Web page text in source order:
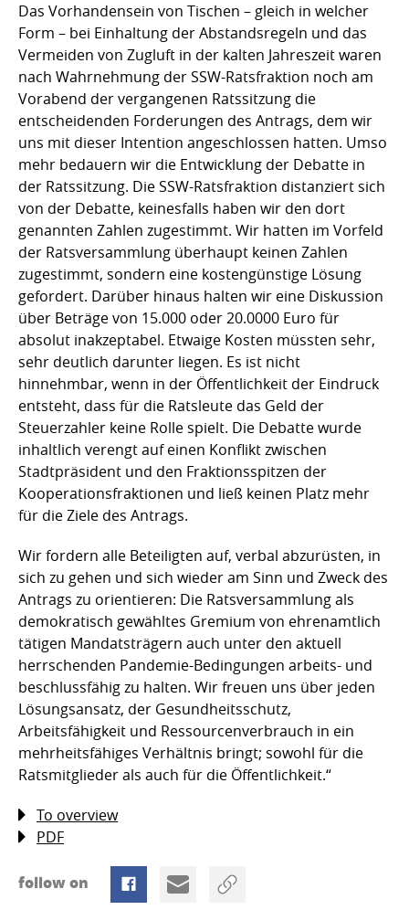
Das Vorhandensein von Tischen – gleich in welcher
Form – bei Einhaltung der Abstandsregeln und das
Vermeiden von Zugluft in der kalten Jahreszeit waren
nach Wahrnehmung der SSW-Ratsfraktion noch am
Vorabend der vergangenen Ratssitzung die
entscheidenden Forderungen des Antrags, dem wir
uns mit dieser Intention angeschlossen hatten. Umso
mehr bedauern wir die Entwicklung der Debatte in
der Ratssitzung. Die SSW-Ratsfraktion distanziert sich
von der Debatte, keinesfalls haben wir den dort
genannten Zahlen zugestimmt. Wir hatten im Vorfeld
der Ratsversammlung überhaupt keinen Zahlen
zugestimmt, sondern eine kostengünstige Lösung
gefordert. Darüber hinaus halten wir eine Diskussion
über Beträge von 15.000 oder 20.0000 Euro für
absolut inakzeptabel. Etwaige Kosten müssten sehr,
sehr deutlich darunter liegen. Es ist nicht
hinnehmbar, wenn in der Öffentlichkeit der Eindruck
entsteht, dass für die Ratsleute das Geld der
Steuerzahler keine Rolle spielt. Die Debatte wurde
inhaltlich verengt auf einen Konflikt zwischen
Stadtpräsident und den Fraktionsspitzen der
Kooperationsfraktionen und ließ keinen Platz mehr
für die Ziele des Antrags.
Wir fordern alle Beteiligten auf, verbal abzurüsten, in
sich zu gehen und sich wieder am Sinn und Zweck des
Antrags zu orientieren: Die Ratsversammlung als
demokratisch gewähltes Gremium von ehrenamtlich
tätigen Mandatsträgern auch unter den aktuell
herrschenden Pandemie-Bedingungen arbeits- und
beschlussfähig zu halten. Wir freuen uns über jeden
Lösungsansatz, der Gesundheitsschutz,
Arbeitsfähigkeit und Ressourcenverbrauch in ein
mehrheitsfähiges Verhältnis bringt; sowohl für die
Ratsmitglieder als auch für die Öffentlichkeit.“
To overview
PDF
follow on